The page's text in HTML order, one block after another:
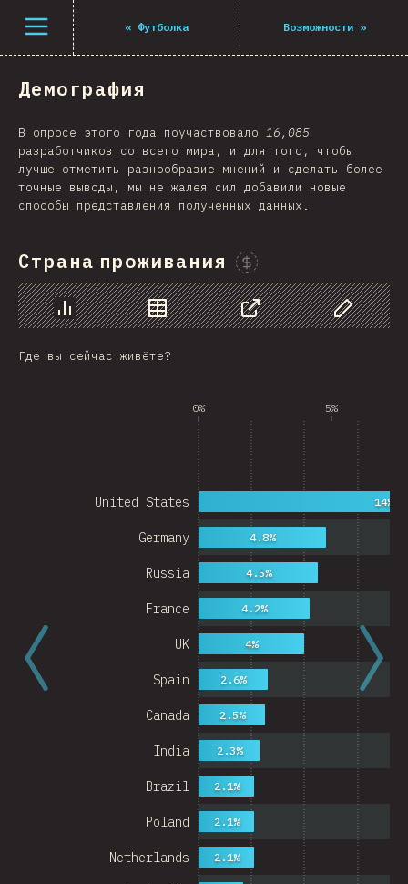
Открыть меню « Футболка Возможности»
Демография
В опросе этого года поучаствовало 16,085
разработчиков со всего мира, и для того, чтобы
лучше отметить разнообразие мнений и сделать более
точные выводы, мы не жалея сил добавили новые
способы представления полученных данных.
Страна проживания
Проспонсировать этот
График Данные Поделиться Изменить
Где вы сейчас живёте?
0% 5%
Netherlands
Poland
Brazil
India
Canada
Spain
UK
France
Russia
Germany
United States
2.1%
2.1%
2.1%
2.3%
2.5%
2.6%
4%
4.2%
4.5%
4.8%
14%
Navigated to The State of JS 2021